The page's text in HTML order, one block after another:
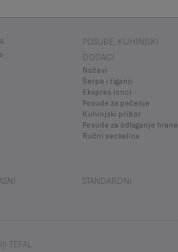
POSUĐE, KUHINJSKI
DODACI
Noževi
Šerpe i tiganji
Ekspres lonci
Posude za pečenje
Kuhinjski pribor
Posude za odlaganje hrane
Ručni seckalica
STANDARDNI
TEFAL